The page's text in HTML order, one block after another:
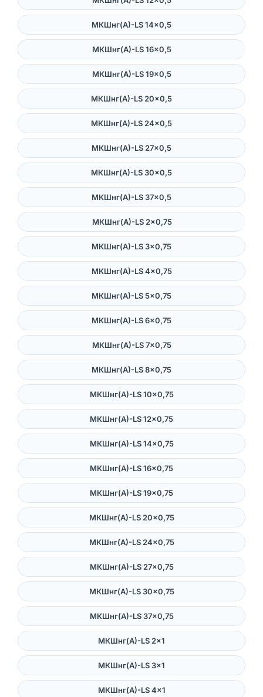
МКШнг(А)-LS 14×0,5
МКШнг(А)-LS 16×0,5
МКШнг(А)-LS 19×0,5
МКШнг(А)-LS 20×0,5
МКШнг(А)-LS 24×0,5
МКШнг(А)-LS 27×0,5
МКШнг(А)-LS 30×0,5
МКШнг(А)-LS 37×0,5
МКШнг(А)-LS 2×0,75
МКШнг(А)-LS 3×0,75
МКШнг(А)-LS 4×0,75
МКШнг(А)-LS 5×0,75
МКШнг(А)-LS 6×0,75
МКШнг(А)-LS 7×0,75
МКШнг(А)-LS 8×0,75
МКШнг(А)-LS 10×0,75
МКШнг(А)-LS 12×0,75
МКШнг(А)-LS 14×0,75
МКШнг(А)-LS 16×0,75
МКШнг(А)-LS 19×0,75
МКШнг(А)-LS 20×0,75
МКШнг(А)-LS 24×0,75
МКШнг(А)-LS 27×0,75
МКШнг(А)-LS 30×0,75
МКШнг(А)-LS 37×0,75
МКШнг(А)-LS 2×1
МКШнг(А)-LS 3×1
МКШнг(А)-LS 4×1